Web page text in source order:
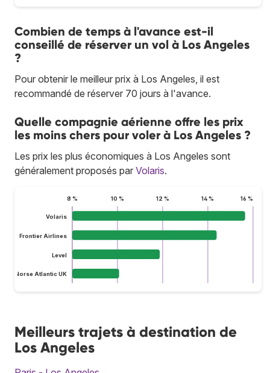
Combien de temps à l'avance est-il
conseillé de réserver un vol à Los Angeles
?
Pour obtenir le meilleur prix à Los Angeles, il est
recommandé de réserver 70 jours à l'avance.
Quelle compagnie aérienne offre les prix
les moins chers pour voler à Los Angeles ?
Les prix les plus économiques à Los Angeles sont
généralement proposés par Volaris.
8 % 10 % 12 % 14 % 16 %
Volaris
Frontier Airlines
Level
Norse Atlantic UK
Meilleurs trajets à destination de
Los Angeles